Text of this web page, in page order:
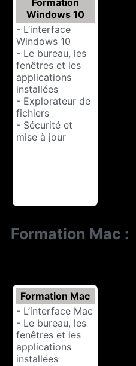
Formation
Windows 10
- L’interface
Windows 10
- Le bureau, les
fenêtres et les
applications
installées
- Explorateur de
fichiers
- Sécurité et
mise à jour
Formation Mac :
Formation Mac
- L’interface Mac
- Le bureau, les
fenêtres et les
applications
installées